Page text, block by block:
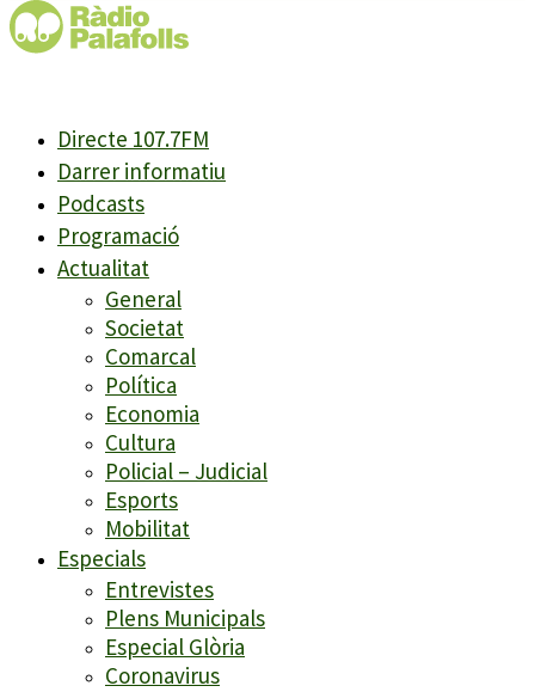
Directe 107.7FM
Darrer informatiu
Podcasts
Programació
Actualitat
General
Societat
Comarcal
Política
Economia
Cultura
Policial – Judicial
Esports
Mobilitat
Especials
Entrevistes
Plens Municipals
Especial Glòria
Coronavirus